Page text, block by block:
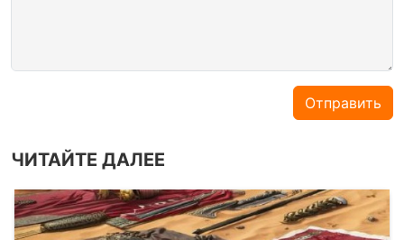
Отправить
ЧИТАЙТЕ ДАЛЕЕ